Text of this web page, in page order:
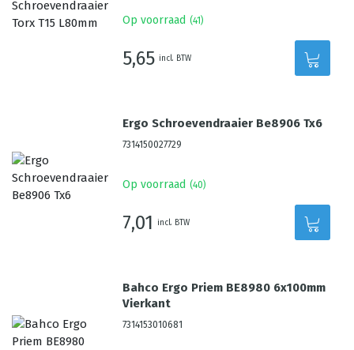
Op voorraad (41 )
5,65 incl. BTW
Ergo Schroevendraaier Be8906 Tx6
7314150027729
Op voorraad (40)
7,01 incl. BTW
Bahco Ergo Priem BE8980 6x100mm
Vierkant
7314153010681